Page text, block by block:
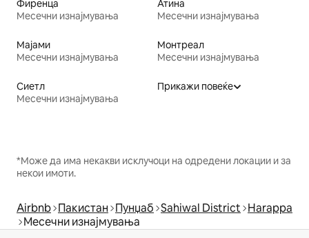
Фиренца
Месечни изнајмувања
Атина
Месечни изнајмувања
Мајами
Месечни изнајмувања
Монтреал
Месечни изнајмувања
Сиетл
Месечни изнајмувања
Прикажи повеќе
*Може да има некакви исклучоци на одредени локации и за
некои имоти.
Airbnb Пакистан Пунџаб Sahiwal District Harappa
Месечни изнајмувања